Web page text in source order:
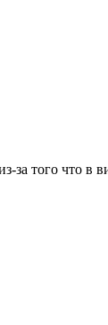
за того что в